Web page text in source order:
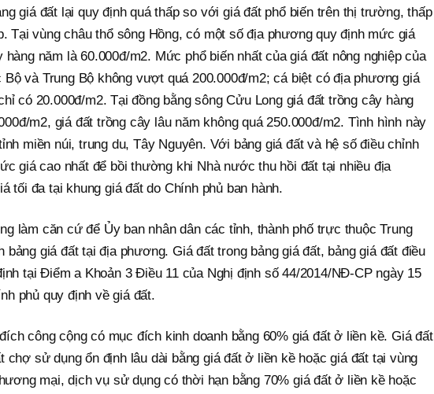
giá đất lại quy định quá thấp so với giá đất phổ biến trên thị trường, thấp
Tại vùng châu thổ sông Hồng, có một số địa phương quy định mức giá
năm là 60.000đ/m2. Mức phổ biến nhất của giá đất nông nghiệp của
và Trung Bộ không vượt quá 200.000đ/m2; cá biệt có địa phương giá
có 20.000đ/m2. Tại đồng bằng sông Cửu Long giá đất trồng cây hàng
m2, giá đất trồng cây lâu năm không quá 250.000đ/m2. Tình hình này
miền núi, trung du, Tây Nguyên. Với bảng giá đất và hệ số điều chỉnh
giá cao nhất để bồi thường khi Nhà nước thu hồi đất tại nhiều địa
tối đa tại khung giá đất do Chính phủ ban hành.
làm căn cứ để Ủy ban nhân dân các tỉnh, thành phố trực thuộc Trung
giá đất tại địa phương. Giá đất trong bảng giá đất, bảng giá đất điều
tại Điểm a Khoản 3 Điều 11 của Nghị định số 44/2014/NĐ-CP ngày 15
phủ quy định về giá đất.
công cộng có mục đích kinh doanh bằng 60% giá đất ở liền kề. Giá đất
chợ sử dụng ổn định lâu dài bằng giá đất ở liền kề hoặc giá đất tại vùng
mại, dịch vụ sử dụng có thời hạn bằng 70% giá đất ở liền kề hoặc